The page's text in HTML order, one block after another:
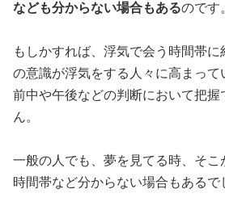
なども分からない場合もあるのです
もしかすれば、浮気で会う時間帯
の意識が浮気をする人々に高まっ
前中や午後などの判断において把握
ん。
一般の人でも、夢を見てる時、そ
時間帯など分からない場合もあるで